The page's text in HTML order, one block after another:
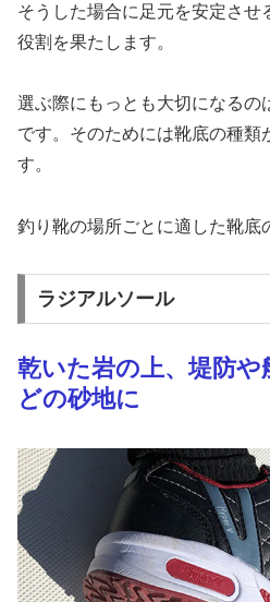
そうした場合に足元を安定させ
役割を果たします。
選ぶ際にもっとも大切になるの
です。そのためには靴底の種類
す。
釣り靴の場所ごとに適した靴底
ラジアルソール
乾いた岩の上、堤防
どの砂地に